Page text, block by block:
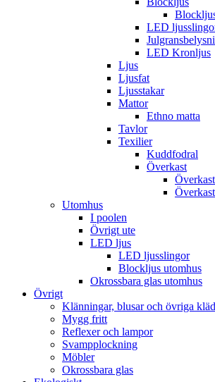
LED
LED Kronljus
Ljus
Ljusfat
Ljusstakar
Mattor
Ethno matta
Tavlor
Texilier
Kuddfodral
Överkast
Utomhus
I poolen
Övrigt ute
LED ljus
LED ljusslingor
Blockljus utomhus
Okrossbara glas utomhus
Övrigt
Klänningar, blusar och övriga
Mygg fritt
Reflexer och lampor
Svampplockning
Möbler
Okrossbara glas